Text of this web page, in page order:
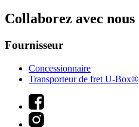
Collaborez avec nous
Fournisseur
Concessionnaire
Transporteur de fret U-Box®